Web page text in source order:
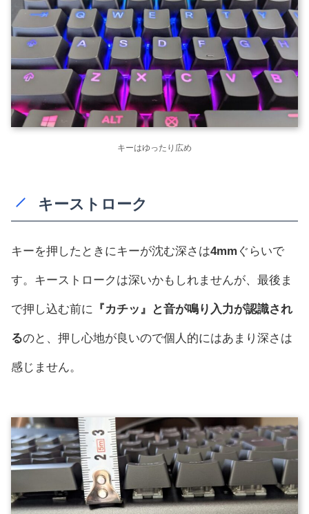
キーはゆったり広め
キーストローク
キーを押したときにキーが沈む深さは4mm ぐらいで
す。キーストロークは深いかもしれませんが、最後ま
で押し込む前に 『カチッ』と音が鳴り入力が認識され
るのと、押し心地が良いので個人的にはあまり深さは
感じません。